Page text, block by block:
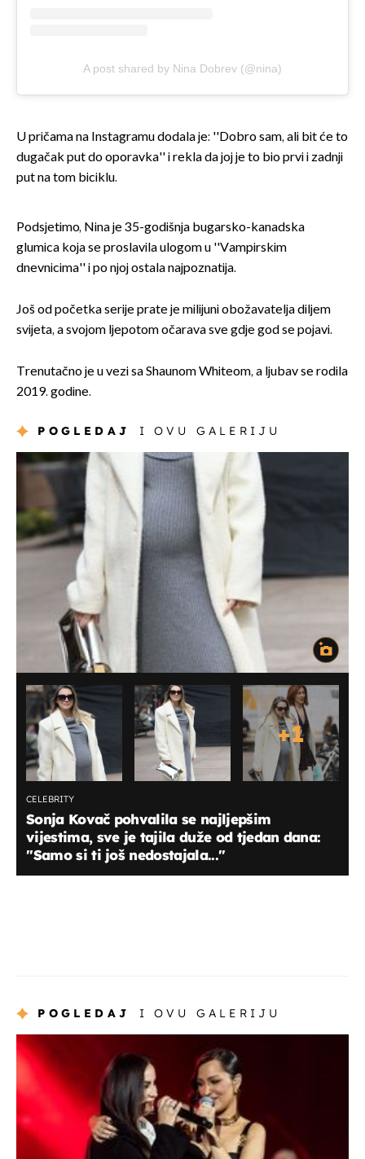
A post shared by Nina Dobrev (@nina)
U pričama na Instagramu dodala je: ''Dobro sam, ali bit će to
dugačak put do oporavka'' i rekla da joj je to bio prvi i zadnji
put na tom biciklu.
Podsjetimo, Nina je 35-godišnja bugarsko-kanadska
glumica koja se proslavila ulogom u ''Vampirskim
dnevnicima'' i po njoj ostala najpoznatija.
Još od početka serije prate je milijuni obožavatelja diljem
svijeta, a svojom ljepotom očarava sve gdje god se pojavi.
Trenutačno je u vezi sa Shaunom Whiteom, a ljubav se rodila
2019. godine.
POGLEDAJ I OVU GALERIJU
+1
CELEBRITY
Sonja Kovač pohvalila se najljepšim
vijestima, sve je tajila duže od tjedan dana:
''Samo si ti još nedostajala...''
POGLEDAJ I OVU GALERIJU